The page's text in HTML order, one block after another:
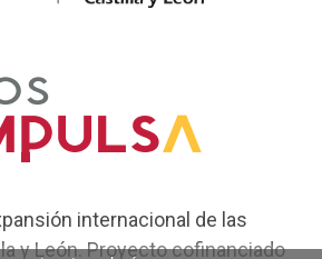
internacional de las
y León. Proyecto cofinanciado